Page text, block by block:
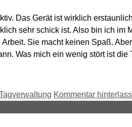
Das Gerät ist wirklich
sehr schick ist. Also bin ich
Sie macht keinen Spaß.
Was mich ein wenig stört ist
Tagverwaltung Kommentar